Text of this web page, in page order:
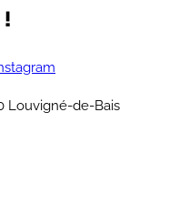
Louvigné-de-Bais